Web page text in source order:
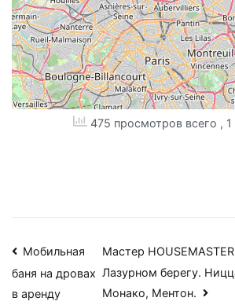
475 просмотров всего ,
Навигация
по
Мобильная
баня на дровах
в аренду
Мастер
Лазурном берегу.
Монако, Ментон.